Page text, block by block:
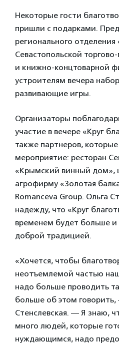
Некоторые гости
пришли с подарками.
регионального
Севастопольской
и книжно-концтоварной
устроителям вечера
развивающие игры.
Организаторы
участие в вечере «Круг
также партнеров,
мероприятие: ресторан
«Крымский винный дом»,
агрофирму «Золотая
Romanceva Group. Ольга
надежду, что «Круг
временем будет больше и
доброй традицией.
«Хочется, чтобы
неотъемлемой частью
надо больше проводить
больше об этом говорить,
Стенслевская. — Я знаю,
много людей, которые
нуждающимся, надо